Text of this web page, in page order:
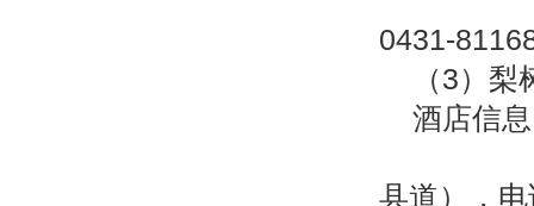
0431-
（3）
酒店信
县道），